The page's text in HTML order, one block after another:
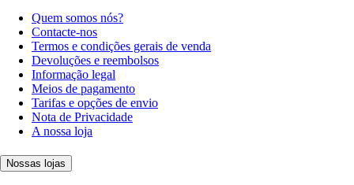
Quem somos nós?
Contacte-nos
Termos e condições gerais de venda
Devoluções e reembolsos
Informação legal
Meios de pagamento
Tarifas e opções de envio
Nota de Privacidade
A nossa loja
Nossas lojas